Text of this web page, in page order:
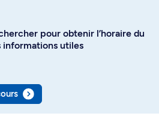
pour obtenir l’horaire du
informations utiles